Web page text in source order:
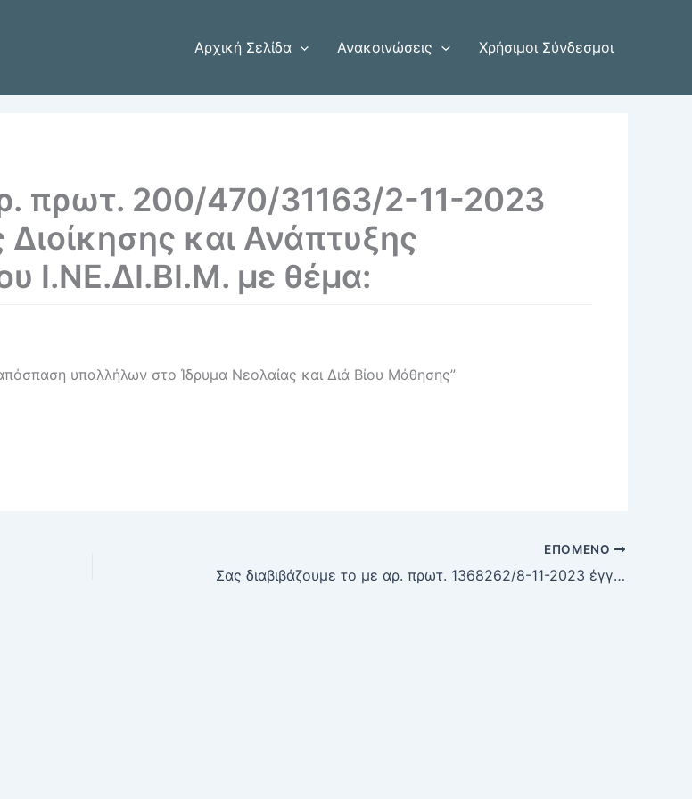
Αρχική Σελίδα Ανακοινώσεις Χρήσιμοι Σύνδεσμοι
πρωτ. 200/470/31163/2-11-2023
και Ανάπτυξης
Ι.ΝΕ.ΔΙ.ΒΙ.Μ. με θέμα:
υπαλλήλων στο Ίδρυμα Νεολαίας και Διά Βίου Μάθησης”
ΕΠΌΜΕΝΟ
Σας διαβιβάζουμε το με αρ. πρωτ. 1368262/8-11-2023 έγγραφο της Περιφέρειας Αττικής, Αυτοτελές Γραφείο Δημοσιων Σχέσεων με θέμα: